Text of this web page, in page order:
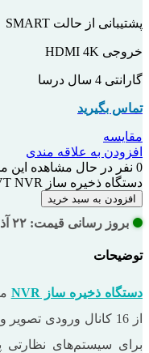
پشتیبانی از حالت SMART
خروجی HDMI 4K
گارانتی 4 سال درسا
تماس بگیرید
مقایسه
افزودن به علاقه مندی
0 نفر در حال مشاهده این
دستگاه ذخیره ساز TVT NVR مدل TD-3116H1-B2-B عدد
افزودن به سبد خرید
بروز رسانی قیمت: ۲۲ آذر ۱۴۰۴
توضیحات
دستگاه ذخیره ساز NVR
برای سیستم‌های نظارتی